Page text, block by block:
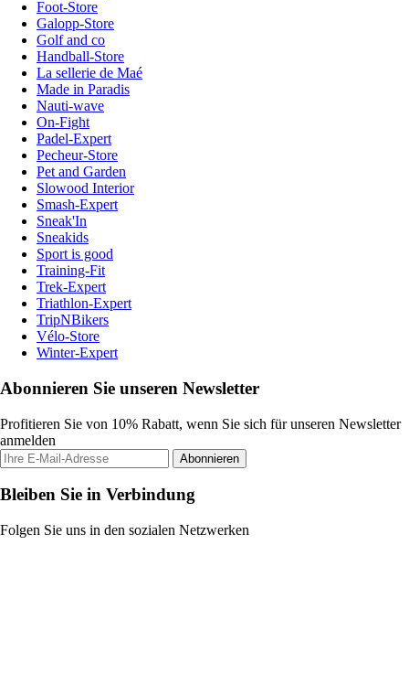
Foot-Store
Galopp-Store
Golf and co
Handball-Store
La sellerie de Maé
Made in Paradis
Nauti-wave
On-Fight
Padel-Expert
Pecheur-Store
Pet and Garden
Slowood Interior
Smash-Expert
Sneak'In
Sneakids
Sport is good
Training-Fit
Trek-Expert
Triathlon-Expert
TripNBikers
Vélo-Store
Winter-Expert
Abonnieren Sie unseren Newsletter
Profitieren Sie von 10% Rabatt, wenn Sie sich für unseren Newsletter
anmelden
Abonnieren
Bleiben Sie in Verbindung
Folgen Sie uns in den sozialen Netzwerken